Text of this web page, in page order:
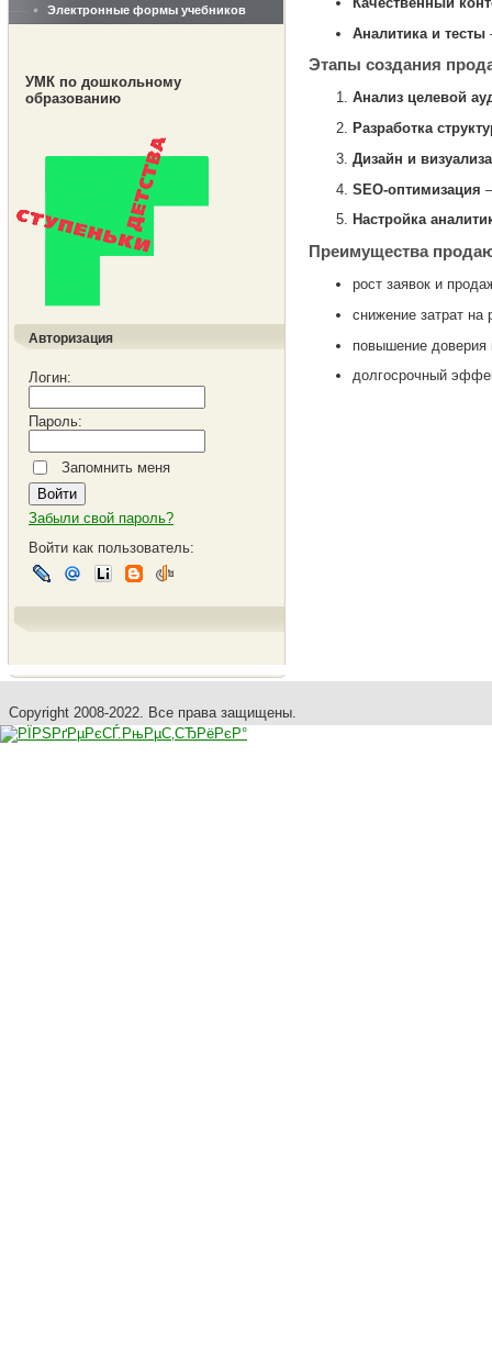
Электронные формы учебников
УМК по дошкольному
образованию
Авторизация
Логин:
Пароль:
Запомнить меня
Забыли свой пароль?
Войти как пользователь:
Аналитика и тесты
Этапы создания
Анализ целевой
Разработка
Дизайн и
SEO-оптимизация
Настройка
Преимущества
рост заявок и
снижение затрат на
повышение доверия
долгосрочный
Copyright 2008-2022. Все права защищены.